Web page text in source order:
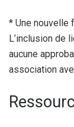
* Une nouvelle
L’inclusion de
aucune
association